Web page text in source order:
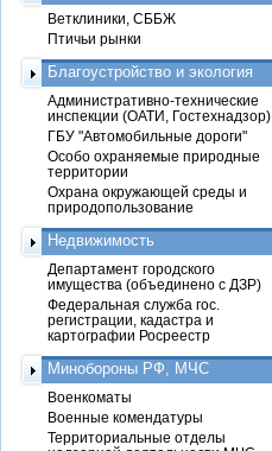
Ветклиники, СББЖ
Птичьи рынки
Благоустройство и экология
Административно-технические
инспекции (ОАТИ, Гостехнадзор)
ГБУ "Автомобильные дороги"
Особо охраняемые природные
территории
Охрана окружающей среды и
природопользование
Недвижимость
Департамент городского
имущества (объединено с ДЗР)
Федеральная служба гос.
регистрации, кадастра и
картографии Росреестр
Минобороны РФ, МЧС
Военкоматы
Военные комендатуры
Территориальные отделы